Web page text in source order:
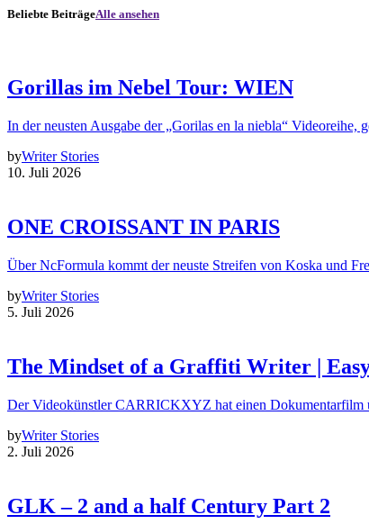
Beliebte BeiträgeAlle ansehen
Gorillas im Nebel Tour: WIEN
In der neusten Ausgabe der „Gorilas en la niebla“ Videoreihe,
byWriter Stories
10. Juli 2026
ONE CROISSANT IN PARIS
Über NcFormula kommt der neuste Streifen von Koska und
byWriter Stories
5. Juli 2026
The Mindset of a Graffiti Writer |
Der Videokünstler CARRICKXYZ hat einen Dokumentarfilm
byWriter Stories
2. Juli 2026
GLK – 2 and a half Century Part 2